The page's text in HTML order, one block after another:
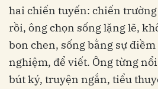
hai chiến tuyến: chiến trường
rồi, ông chọn sống lặng lẽ,
bon chen, sống bằng sự
nghiệm, để viết. Ông từng
bút ký, truyện ngắn, tiểu